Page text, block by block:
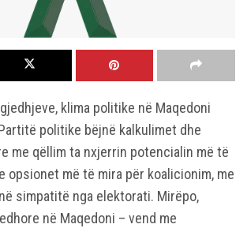
klima politike në Maqedoni
politike bëjnë kalkulimet dhe
me qëllim ta nxjerrin potencialin më të
opsionet më të mira për koalicionim, me
simpatitë nga elektorati. Mirëpo,
në Maqedoni – vend me